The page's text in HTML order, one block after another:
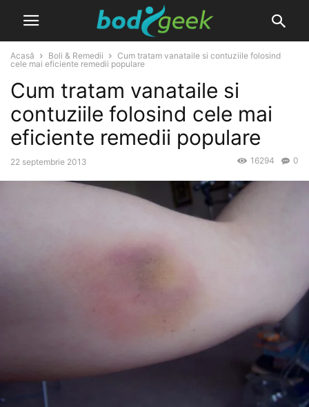
Acasă Boli & Remedii
Cum tratam vanataile si contuziile folosind
cele mai eficiente remedii populare
Cum tratam vanataile si
contuziile folosind cele mai
eficiente remedii populare
22 septembrie 2013 0
16294